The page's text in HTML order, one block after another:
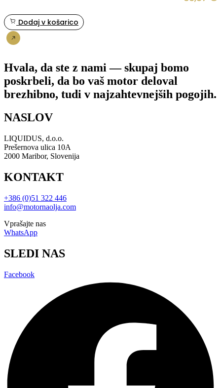
Dodaj v košarico
Hvala, da ste z nami — skupaj bomo
poskrbeli, da bo vaš motor deloval
brezhibno, tudi v najzahtevnejših pogojih.
NASLOV
LIQUIDUS, d.o.o.
Prešernova ulica 10A
2000 Maribor, Slovenija
KONTAKT
+386 (0)51 322 446
info@motornaolja.com
Vprašajte nas
WhatsApp
SLEDI NAS
Facebook